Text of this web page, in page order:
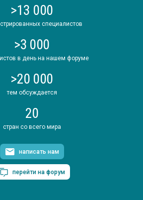
>13 000
специалистов
>3 000
в день на нашем форуме
>20 000
тем обсуждается
20
стран со всего мира
написать нам
перейти на форум